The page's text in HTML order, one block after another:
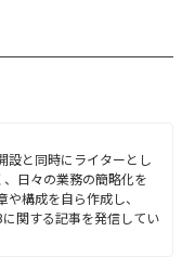
設と同時にライターとし
日々の業務の簡略化を
構成を自ら作成し、
関する記事を発信してい